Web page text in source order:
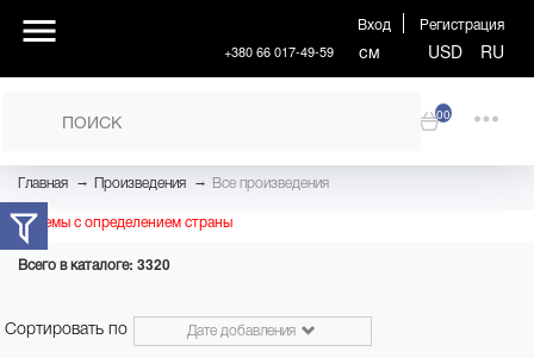
Вход Регистрация
+380 66 017-49-59 см USD RU
00
Главная → Произведения → Все произведения
Проблемы с определением страны
Всего в каталоге: 3320
Сортировать по Дате добавления